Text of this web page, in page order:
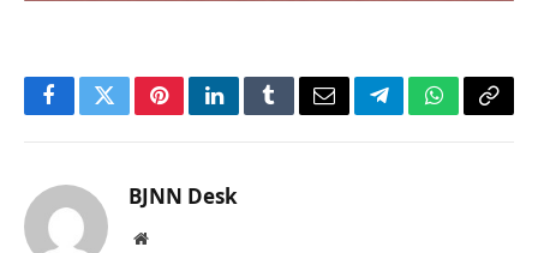
FacebookTwitterPinterestLinkedInTumblrEmailTelegramWhatsApp
Copy
BJNN Desk
Website